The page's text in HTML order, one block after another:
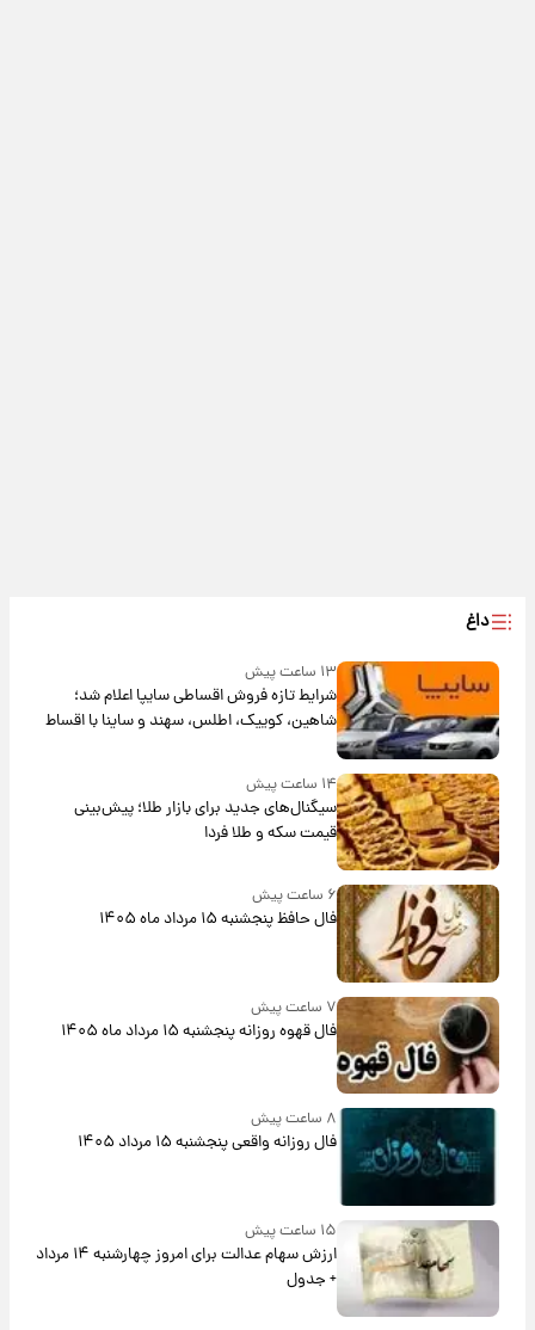
داغ
۱۳ ساعت پیش
شرایط تازه فروش اقساطی سایپا اعلام شد؛
شاهین، کوییک، اطلس، سهند و ساینا با اقساط
بلندمدت + جدول
۱۴ ساعت پیش
سیگنال‌های جدید برای بازار طلا؛ پیش‌بینی
قیمت سکه و طلا فردا
۶ ساعت پیش
فال حافظ پنجشنبه ۱۵ مرداد ماه ۱۴۰۵
۷ ساعت پیش
فال قهوه روزانه پنجشنبه ۱۵ مرداد ماه ۱۴۰۵
۸ ساعت پیش
فال روزانه واقعی پنجشنبه ۱۵ مرداد ۱۴۰۵
۱۵ ساعت پیش
ارزش سهام عدالت برای امروز چهارشنبه ۱۴ مرداد
+ جدول